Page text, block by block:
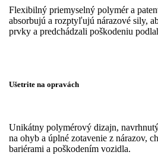
Flexibilný priemyselný polymér a
absorbujú a rozptyľujú nárazové sily,
prvky a predchádzali poškodeniu
Ušetrite na opravách
Unikátny polymérový dizajn,
na ohyb a úplné zotavenie z nárazov,
bariérami a poškodením vozidla.